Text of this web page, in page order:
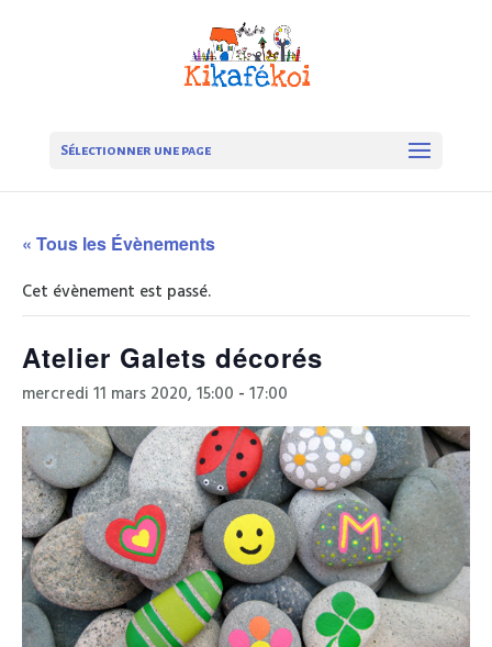
Sélectionner une page
« Tous les Évènements
Cet évènement est passé.
Atelier Galets décorés
mercredi 11 mars 2020, 15:00 - 17:00